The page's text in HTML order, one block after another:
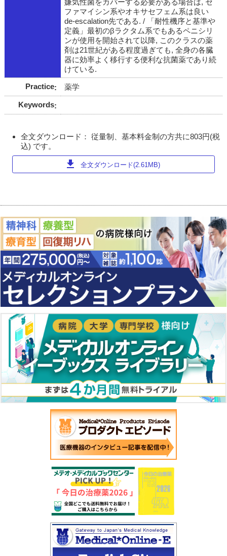
嫌気性菌をカバーする必要がある場合は, セ
ファマイシン系やオキサセフェム系は良い
de-escalation先である. / 「耐性機序と基準や
定義」最初のβラクタム系でもあるペニシリ
ンが使用を開始されて以降, このクラスの薬
剤は21世紀がある程度過ぎても, 全身の各臓
器に効率よく移行する便利な抗菌薬であり続
けている.
Practice
薬学
Keywords
全文ダウンロード： 従量制、基本料金制の方共に803円(税
込) です。
download 全文ダウンロード(2.61MB)